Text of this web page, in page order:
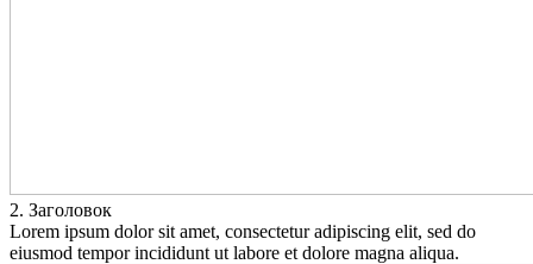
2. Заголовок
Lorem ipsum dolor sit amet, consectetur adipiscing elit, sed do
eiusmod tempor incididunt ut labore et dolore magna aliqua.